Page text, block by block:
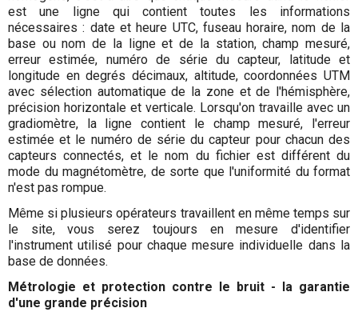
est une ligne qui contient toutes les informations
nécessaires : date et heure UTC, fuseau horaire, nom de la
base ou nom de la ligne et de la station, champ mesuré,
erreur estimée, numéro de série du capteur, latitude et
longitude en degrés décimaux, altitude, coordonnées UTM
avec sélection automatique de la zone et de l'hémisphère,
précision horizontale et verticale. Lorsqu'on travaille avec un
gradiomètre, la ligne contient le champ mesuré, l'erreur
estimée et le numéro de série du capteur pour chacun des
capteurs connectés, et le nom du fichier est différent du
mode du magnétomètre, de sorte que l'uniformité du format
n'est pas rompue.
Même si plusieurs opérateurs travaillent en même temps sur
le site, vous serez toujours en mesure d'identifier
l'instrument utilisé pour chaque mesure individuelle dans la
base de données.
Métrologie et protection contre le bruit - la garantie
d'une grande précision